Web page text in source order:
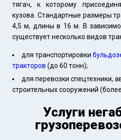
тягач, к которому
кузова. Стандартные размеры
4,5 м, длины в 16 м. В
существует несколько видов
для транспортировки
тракторов (до 60 тонн);
для перевозки спецтехники,
строительных сооружений
Услуги